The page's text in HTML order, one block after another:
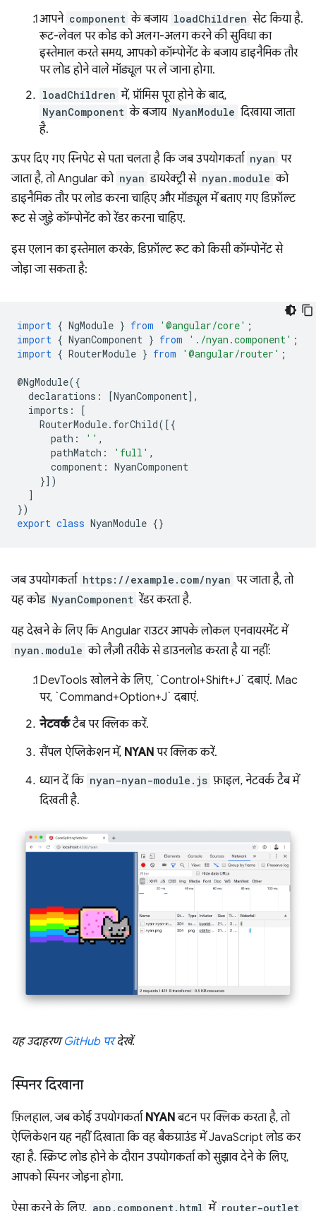
आपने component के बजाय loadChildren सेट किया है.
रूट-लेवल पर कोड को अलग-अलग करने की सुविधा का
इस्तेमाल करते समय, आपको कॉम्पोनेंट के बजाय डाइनैमिक तौर
पर लोड होने वाले मॉड्यूल पर ले जाना होगा.
loadChildren में, प्रॉमिस पूरा होने के बाद,
NyanComponent के बजाय NyanModule दिखाया जाता
है.
ऊपर दिए गए स्निपेट से पता चलता है कि जब उपयोगकर्ता nyan पर
जाता है, तो Angular को nyan डायरेक्ट्री से nyan.module को
डाइनैमिक तौर पर लोड करना चाहिए और मॉड्यूल में बताए गए डिफ़ॉल्ट
रूट से जुड़े कॉम्पोनेंट को रेंडर करना चाहिए.
इस एलान का इस्तेमाल करके, डिफ़ॉल्ट रूट को किसी कॉम्पोनेंट से
जोड़ा जा सकता है:
import { NgModule } from '@angular/core' ;
import { NyanComponent } from './nyan.component' ;
import { RouterModule } from '@angular/router' ;
@NgModule({
declarations : [NyanComponent],
imports :
[
RouterModule. forChild([{
path : '' ,
pathMatch : 'full' ,
component : NyanComponent
}])
]
})
export class NyanModule {}
जब उपयोगकर्ता https://example.com/nyan पर जाता है, तो
यह कोड NyanComponent रेंडर करता है.
यह देखने के लिए कि Angular राउटर आपके लोकल एनवायरमेंट में
nyan.module को लैज़ी तरीके से डाउनलोड करता है या नहीं:
DevTools खोलने के लिए, `Control+Shift+J` दबाएं. Mac
पर, `Command+Option+J` दबाएं.
नेटवर्कटैब पर क्लिक करें.
सैंपल ऐप्लिकेशन में, NYAN पर क्लिक करें.
ध्यान दें कि nyan-nyan-module.js फ़ाइल, नेटवर्क टैब में
दिखती है.
यह उदाहरणGitHub परदेखें.
स्पिनर दिखाना
फ़िलहाल, जब कोई उपयोगकर्ता NYANबटन पर क्लिक करता है, तो
ऐप्लिकेशन यह नहीं दिखाता कि वह बैकग्राउंड में JavaScript लोड कर
रहा है. स्क्रिप्ट लोड होने के दौरान उपयोगकर्ता को सुझाव देने के लिए,
आपको स्पिनर जोड़ना होगा.
app.component.html router-outlet